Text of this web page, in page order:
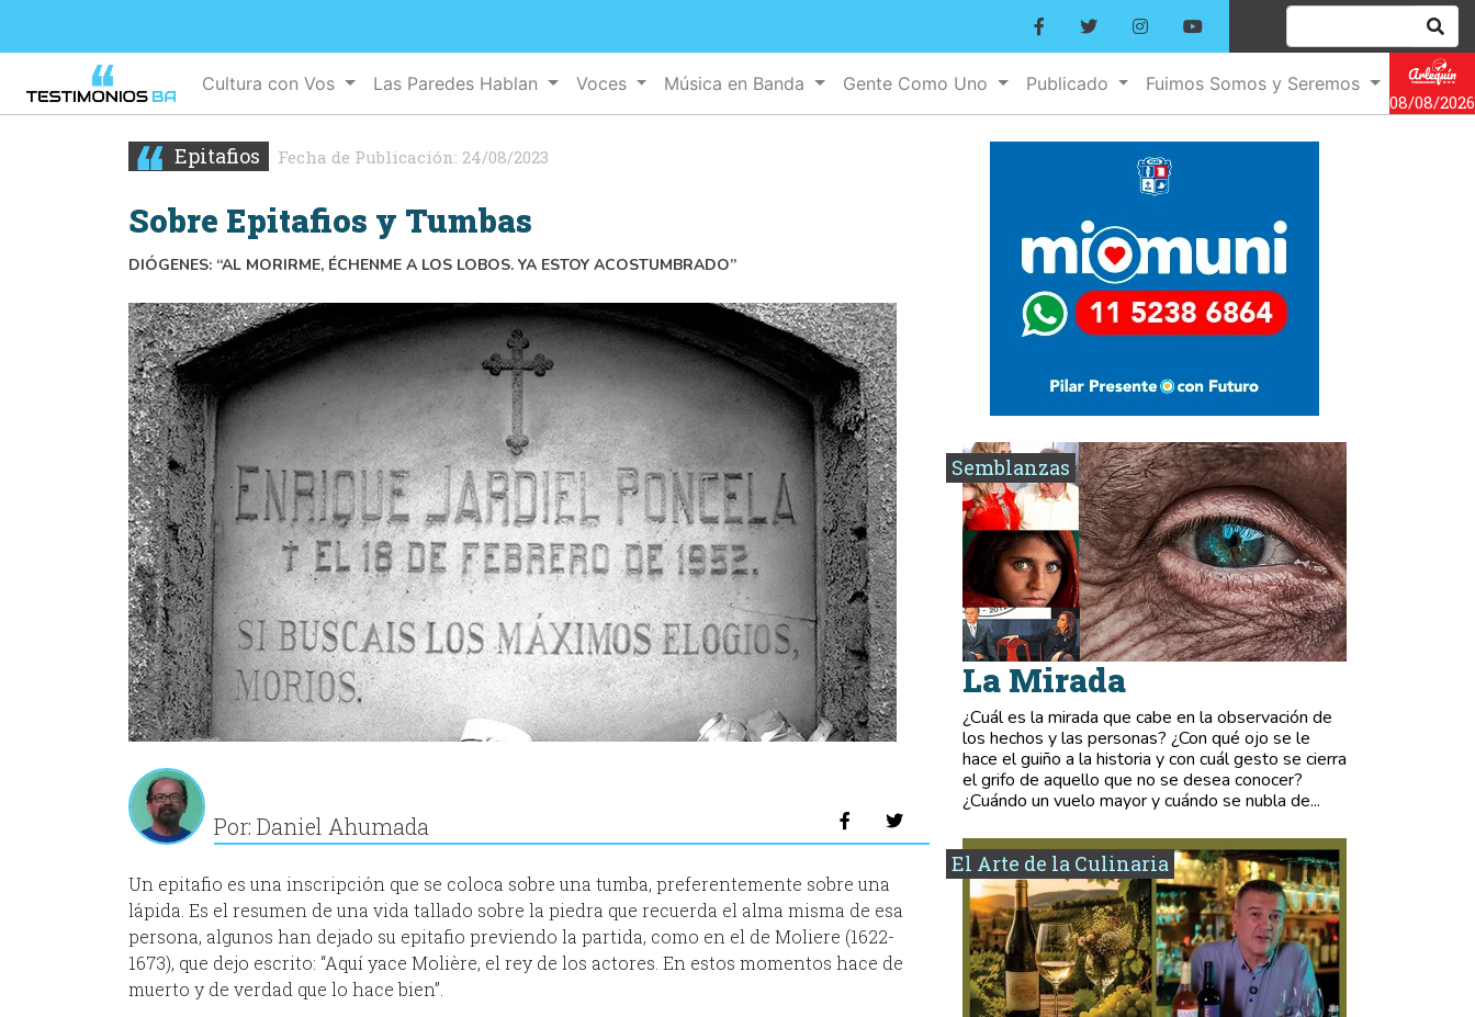
Cultura con Vos Las Paredes Hablan Voces Música en Banda Gente Como Uno Publicado
Fuimos Somos y Seremos
08/08/2026
Epitafios Fecha de Publicación: 24/08/2023
Sobre Epitafios y Tumbas
DIÓGENES: “AL MORIRME, ÉCHENME A LOS LOBOS. YA ESTOY ACOSTUMBRADO”
Por: Daniel Ahumada
Un epitafio es una inscripción que se coloca sobre una tumba, preferentemente sobre una
lápida. Es el resumen de una vida tallado sobre la piedra que recuerda el alma misma de esa
persona, algunos han dejado su epitafio previendo la partida, como en el de Moliere (1622-
1673), que dejo escrito: “Aquí yace Molière, el rey de los actores. En estos momentos hace de
muerto y de verdad que lo hace bien”.
Semblanzas
La Mirada
¿Cuál es la mirada que cabe en la observación de
los hechos y las personas? ¿Con qué ojo se le
hace el guiño a la historia y con cuál gesto se cierra
el grifo de aquello que no se desea conocer?
¿Cuándo un vuelo mayor y cuándo se nubla de...
El Arte de la Culinaria